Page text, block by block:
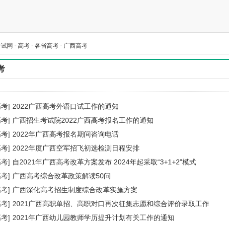
网 - 高考 - 各省高考 - 广西高考
] 2022广西高考外语口试工作的通知
] 广西招生考试院2022广西高考报名工作的通知
] 2022年广西高考报名期间咨询电话
] 2022年度广西空军招飞初选检测日程安排
] 自2021年广西高考改革方案发布 2024年起采取“3+1+2”模式
] 广西高考综合改革政策解读50问
] 广西深化高考招生制度综合改革实施方案
] 2021广西高职单招、高职对口再次征集志愿和综合评价录取工作
] 2021年广西幼儿园教师学历提升计划有关工作的通知